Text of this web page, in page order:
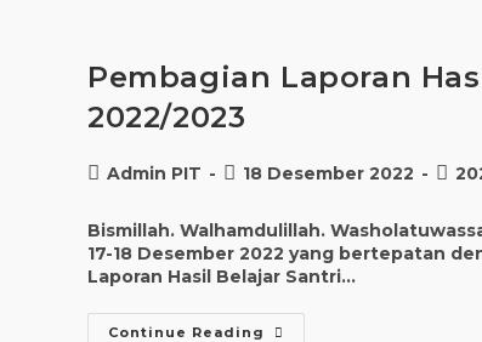
Pembagian Laporan
2022/2023
Admin PIT 18 Desember 2022
Bismillah. Walhamdulillah.
17-18 Desember 2022 yang bertepatan
Laporan Hasil Belajar Santri…
Continue Reading